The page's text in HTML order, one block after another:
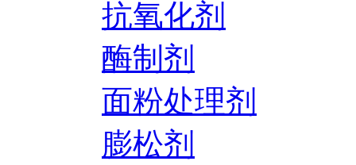
抗氧化剂
酶制剂
面粉处理剂
膨松剂